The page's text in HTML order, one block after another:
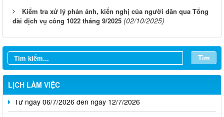
Kiểm tra xử lý phản ánh, kiến nghị của người dân qua Tổng
đài dịch vụ công 1022 tháng 9/2025 (02/10/2025)
Tìm
LỊCH LÀM VIỆC
Từ ngày 03/8/2026 đến ngày 09/8/2026
Từ ngày 27/7/2026 đến ngày 02/8/2026
Từ ngày 20/7/2026 đến ngày 26/7/2026
Từ ngày 13/7/2026 đến ngày 18/7/2026
Từ ngày 06/7/2026 đến ngày 12/7/2026